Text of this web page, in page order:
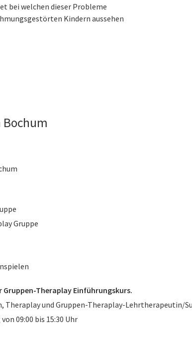
bei welchen dieser Probleme
Kindern aussehen
Gruppe
Theraplay Einführungskurs.
Theraplay und Gruppen-Theraplay-Lehrtherapeutin/
09:00 bis 15:30 Uhr